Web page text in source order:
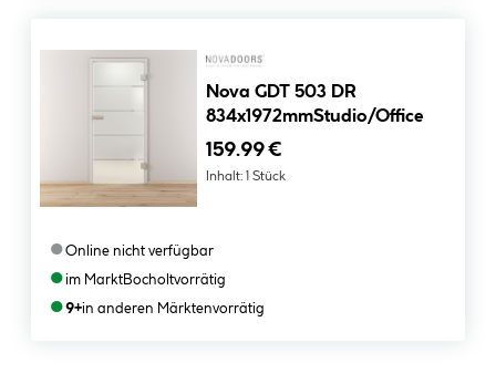
Nova GDT 503 DR
834x1972mmStudio/Office
159.99 €
Inhalt: 1 Stück
●Online nicht verfügbar
●im MarktBocholtvorrätig
●9+in anderen Märktenvorrätig